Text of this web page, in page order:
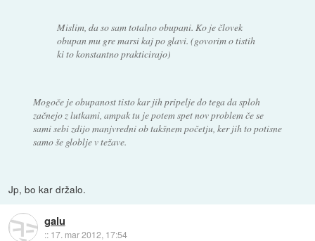
Mislim, da so sam totalno obupani. Ko je človek
obupan mu gre marsi kaj po glavi. (govorim o tistih
ki to konstantno prakticirajo)
Mogoče je obupanost tisto kar jih pripelje do tega da sploh
začnejo z lutkami, ampak tu je potem spet nov problem če se
sami sebi zdijo manjvredni ob takšnem početju, ker jih to potisne
samo še globlje v težave.
Jp, bo kar držalo.
galu
:: 17. mar 2012, 17:54